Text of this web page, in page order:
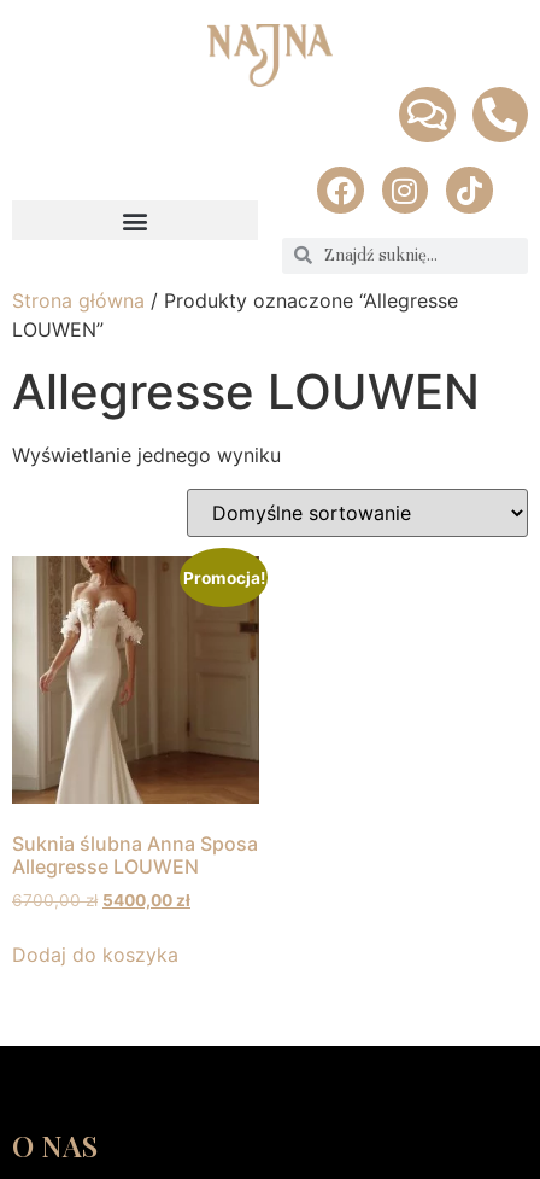
Strona główna / Produkty oznaczone “Allegresse
LOUWEN”
Allegresse LOUWEN
Wyświetlanie jednego wyniku
Promocja!
Suknia ślubna Anna Sposa
Allegresse LOUWEN
6700,00zł 5400,00zł
Dodaj do koszyka
O NAS